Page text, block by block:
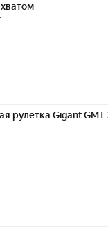
рулетка Gigant